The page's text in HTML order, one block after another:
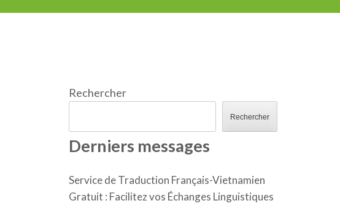
Rechercher
Rechercher
Derniers messages
Service de Traduction Français-Vietnamien
Gratuit : Facilitez vos Échanges Linguistiques